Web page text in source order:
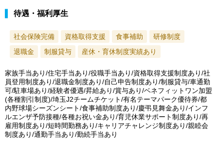
待遇・福利厚生
社会保険完備 資格取得支援 食事補助
研修制度
退職金
制服貸与 産休・育休制度実績あり
家族手当あり/住宅手当あり/役職手当あり/資格取得支援制度あり/社
員登用制度あり/退職金制度あり/自己申告制度あり/制服貸与/車通勤
可/駐車場あり/経験者優遇/昇給あり/賞与あり/ベネフィットワン加盟
(各種割引制度)/埼玉J2チームチケット/有名テーマパーク優待券/都
内野球場シーズンシート/食事補助制度あり/慶弔見舞金あり/インフ
ルエンザ予防接種/各種お祝い金あり/育児休業サポート制度あり/再
雇用制度あり/短時間勤務あり/キャリアチャレンジ制度あり/親睦会
制度あり/通勤手当あり/勤続手当あり